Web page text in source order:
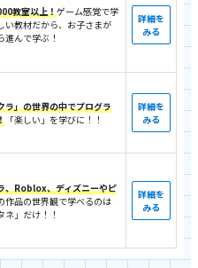
教室以上！ゲーム感覚で学
い教材だから、お子さまが
進んで学ぶ！
詳細を
みる
ラ」の世界の中でプログラ
「楽しい」を学びに！！
詳細を
みる
、Roblox、ディズニーやピ
作品の世界観で学べるのは
ネ」だけ！！
詳細を
みる